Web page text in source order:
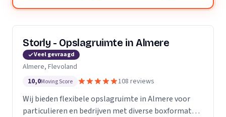
Storly - Opslagruimte in Almere
Veel gevraagd
Almere, Flevoland
10,0Moving Score 108 reviews
Wij bieden flexibele opslagruimte in Almere voor
particulieren en bedrijven met diverse boxformaten